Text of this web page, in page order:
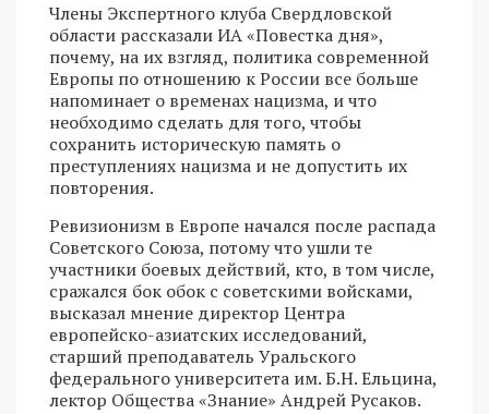
Члены Экспертного клуба Свердловской
области рассказали ИА «Повестка дня»,
почему, на их взгляд, политика современной
Европы по отношению к России все больше
напоминает о временах нацизма, и что
необходимо сделать для того, чтобы
сохранить историческую память о
преступлениях нацизма и не допустить их
повторения.
Ревизионизм в Европе начался после распада
Советского Союза, потому что ушли те
участники боевых действий, кто, в том числе,
сражался бок обок с советскими войсками,
высказал мнение директор Центра
европейско-азиатских исследований,
старший преподаватель Уральского
федерального университета им. Б.Н. Ельцина,
лектор Общества «Знание» Андрей Русаков.